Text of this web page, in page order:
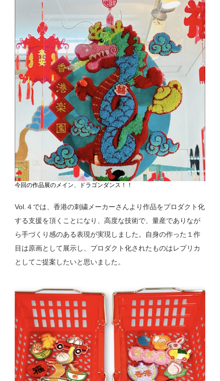
今回の作品展のメイン、ドラゴンダンス！！
Vol.４では、香港の刺繍メーカーさんより作品をプロダクト化
する支援を頂くことになり、高度な技術で、量産でありなが
ら手づくり感のある表現が実現しました。自身の作った１作
目は原画として展示し、プロダクト化されたものはレプリカ
としてご提案したいと思いました。